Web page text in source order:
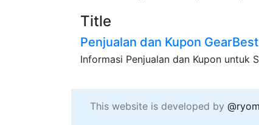
Title
Penjualan dan Kupon GearBest
Informasi Penjualan dan Kupon untuk
This website is developed by